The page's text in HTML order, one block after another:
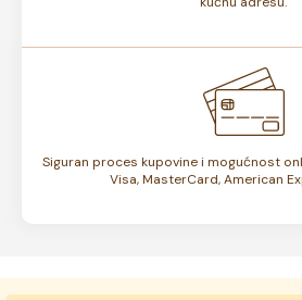
Siguran proces kupovine i mogućnost
Visa, MasterCard, American